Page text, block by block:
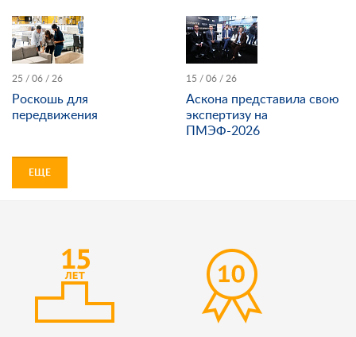
25 / 06 / 26
Роскошь для
передвижения
15 / 06 / 26
Аскона представила свою
экспертизу на
ПМЭФ-2026
ЕЩЕ